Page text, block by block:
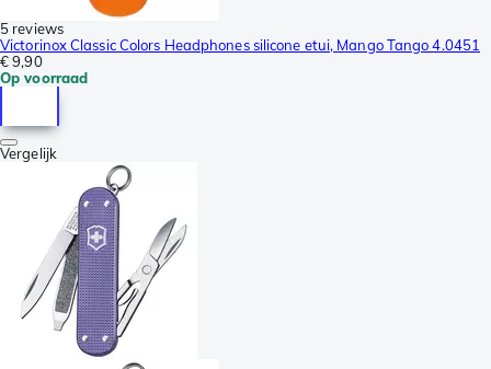
5 reviews
Victorinox Classic Colors Headphones silicone etui, Mango Tango 4.0451
€ 9,90
Op voorraad
Vergelijk